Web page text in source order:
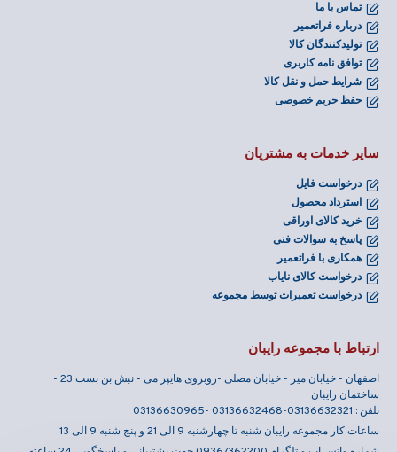
تماس با ما
درباره فراتعمیر
تولیدکنندگان کالا
توافق نامه کاربری
شرایط حمل و نقل کالا
حفظ حریم خصوصی
سایر خدمات به مشتریان
درخواست فایل
استرداد محصول
خرید کالای اوراقی
پاسخ به سوالات فنی
همکاری با فراتعمیر
درخواست کالای نایاب
درخواست تعمیرات توسط مجموعه
ارتباط با مجموعه رایبان
اصفهان - خیابان میر - خیابان مصلی -روبروی هایپر می - نبش بن بست 23 -
ساختمان رایبان
تلفن : 03136632321-03136632468 -03136630965
ساعات کار مجموعه رایبان شنبه تا چهارشنبه 9 الی 21 و پنج شنبه 9 الی 13